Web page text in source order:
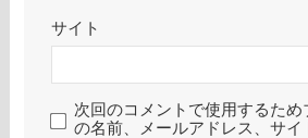
サイト
次回のコメントで使用するため
の名前、メールアドレス、サイ